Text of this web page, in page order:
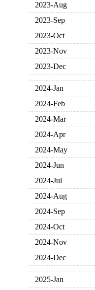
2023-Aug
2023-Sep
2023-Oct
2023-Nov
2023-Dec
2024-Jan
2024-Feb
2024-Mar
2024-Apr
2024-May
2024-Jun
2024-Jul
2024-Aug
2024-Sep
2024-Oct
2024-Nov
2024-Dec
2025-Jan